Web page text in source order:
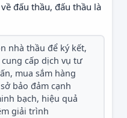
đấu thầu, đấu thầu là
nhà thầu để ký kết,
cấp dịch vụ tư
mua sắm hàng
bảo đảm cạnh
bạch, hiệu quả
giải trình